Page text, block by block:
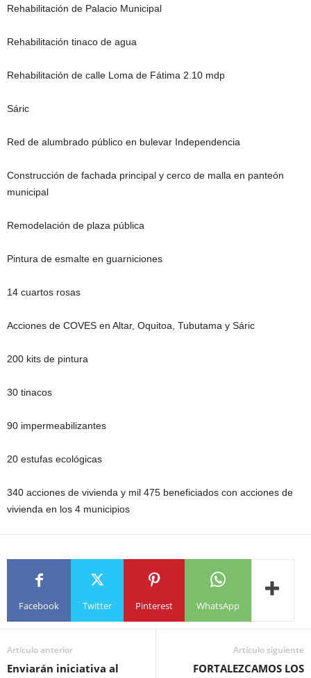
Rehabilitación de Palacio Municipal
Rehabilitación tinaco de agua
Rehabilitación de calle Loma de Fátima 2.10 mdp
Sáric
Red de alumbrado público en bulevar Independencia
Construcción de fachada principal y cerco de malla en panteón
municipal
Remodelación de plaza pública
Pintura de esmalte en guarniciones
14 cuartos rosas
Acciones de COVES en Altar, Oquitoa, Tubutama y Sáric
200 kits de pintura
30 tinacos
90 impermeabilizantes
20 estufas ecológicas
340 acciones de vivienda y mil 475 beneficiados con acciones de
vivienda en los 4 municipios
Facebook Twitter Pinterest WhatsApp
Artículo anterior
Enviarán iniciativa al
Artículo siguiente
FORTALEZCAMOS LOS